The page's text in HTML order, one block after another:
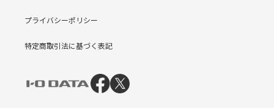
プライバシーポリシー
特定商取引法に基づく表記